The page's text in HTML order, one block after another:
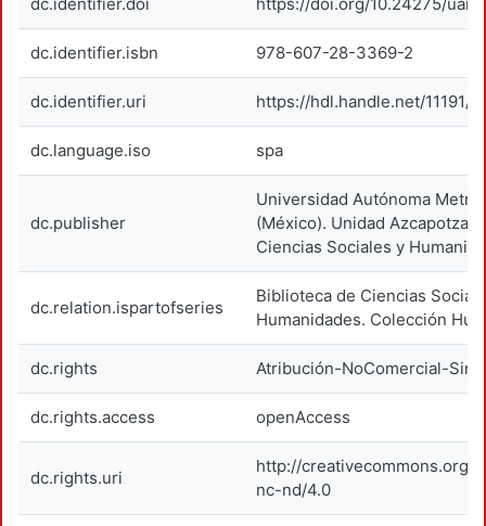
dc.identifier.isbn 978-607-28-3369-2
dc.identifier.uri https://hdl.handle.net/11191/
dc.language.iso spa
dc.publisher
Universidad Autónoma
(México). Unidad
Ciencias Sociales y
dc.relation.ispartofseries
Biblioteca de Ciencias
Humanidades. Colección
dc.rights Atribución-NoComercial-
dc.rights.access openAccess
dc.rights.uri
http://creativecommons.org/
nc-nd/4.0